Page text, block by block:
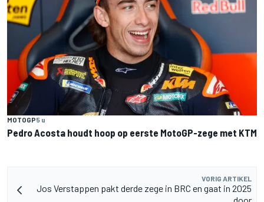
MOTOGP5 u
Pedro Acosta houdt hoop op eerste MotoGP-zege met KTM
VORIG ARTIKEL
Jos Verstappen pakt derde zege in BRC en gaat in 2025